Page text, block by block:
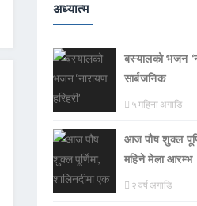
अध्यात्म
बस्यालको भजन
सार्बजनिक
५ महिना अगाडि
आज पौष शुक्ल
महिने मेला आरम्भ
२ वर्ष अगाडि